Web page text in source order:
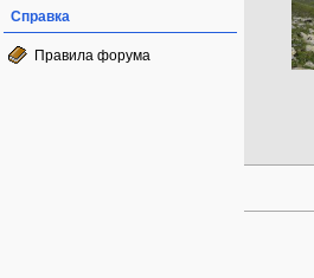
Справка
Правила форума